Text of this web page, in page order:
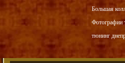
Большая
Фотографии
тюнинг